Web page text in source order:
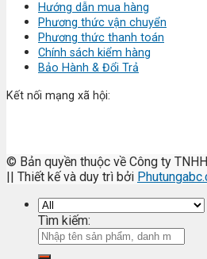
Hướng dẫn mua hàng
Phương thức vận chuyển
Phương thức thanh toán
Chính sách kiểm hàng
Bảo Hành & Đổi Trả
Kết nối mạng xã hội:
© Bản quyền thuộc về Công ty
|| Thiết kế và duy trì bởi
Tìm kiếm: